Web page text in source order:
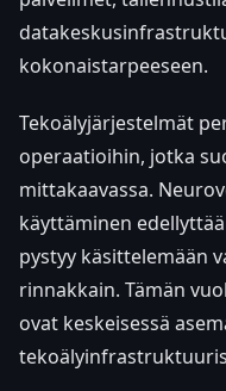
kokonaistarpeeseen.
Tekoälyjärjestelmät
operaatioihin, jotka
mittakaavassa.
käyttäminen
pystyy käsittelemään
rinnakkain. Tämän
ovat keskeisessä